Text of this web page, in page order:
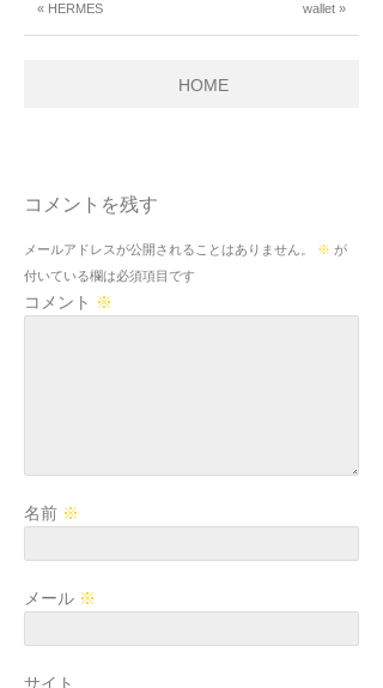
« HERMES wallet »
HOME
コメントを残す
メールアドレスが公開されることはありません。 ※ が
付いている欄は必須項目です
コメント ※
名前 ※
メール ※
サイト